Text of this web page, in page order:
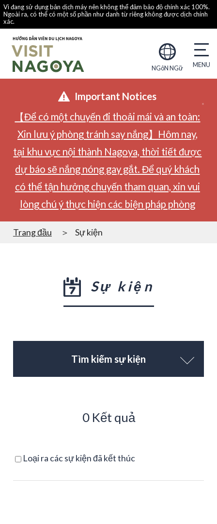
Vì đang sử dụng bản dịch máy nên không thể đảm bảo độ chính xác 100%.
Ngoài ra, có thể có một số phần như danh từ riêng không được dịch chính
xác.
NGôN NGữ
Important Notices
【Để có một chuyến đi thoải mái và an toàn:
Xin lưu ý phòng tránh say nắng】Hôm nay,
tại khu vực nội thành Nagoya, thời tiết được
dự báo sẽ nắng nóng gay gắt. Để quý khách
có thể tận hưởng chuyến tham quan, xin vui
lòng chú ý thực hiện các biện pháp phòng
Trang đầu Sự kiện
Sự kiện
Tìm kiếm sự kiện
0 Kết quả
Loại ra các sự kiện đã kết thúc